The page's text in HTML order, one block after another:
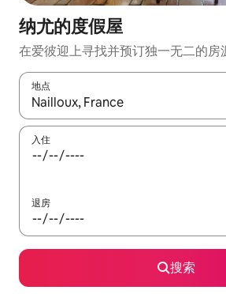
纳尤的度假屋
在爱彼迎上寻找并预订独一无二的房
地点
如有搜索结果，请使用上下方向键查看
入住
退房
搜索